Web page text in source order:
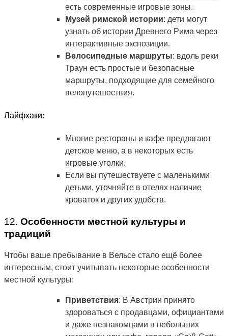
есть современные игровые зоны.
Музей римской истории: дети могут
узнать об истории Древнего Рима через
интерактивные экспозиции.
Велосипедные маршруты: вдоль реки
Траун есть простые и безопасные
маршруты, подходящие для семейного
велопутешествия.
Лайфхаки:
Многие рестораны и кафе предлагают
детское меню, а в некоторых есть
игровые уголки.
Если вы путешествуете с маленькими
детьми, уточняйте в отелях наличие
кроваток и других удобств.
12. Особенности местной культуры и
традиций
Чтобы ваше пребывание в Вельсе стало ещё более
интересным, стоит учитывать некоторые особенности
местной культуры:
Приветствия: В Австрии принято
здороваться с продавцами, официантами
и даже незнакомцами в небольших